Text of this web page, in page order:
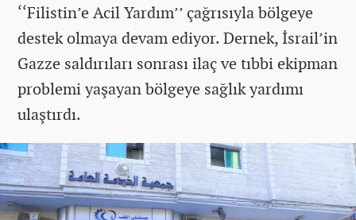
‘‘Filistin’e Acil Yardım’’ çağrısıyla bölgeye
destek olmaya devam ediyor. Dernek, İsrail’in
Gazze saldırıları sonrası ilaç ve tıbbi ekipman
problemi yaşayan bölgeye sağlık yardımı
ulaştırdı.